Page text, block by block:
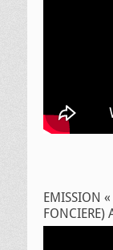
EMISSION «
FONCIERE)